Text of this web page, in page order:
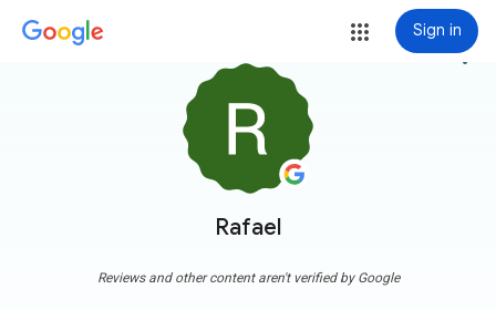
Sign in
Rafael
more_vert
Reviews and other content aren't verified by Google